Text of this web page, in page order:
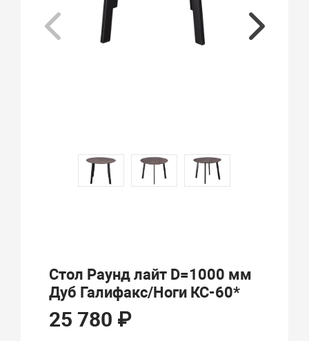
Стол Раунд лайт D=1000 мм
Дуб Галифакс/Ноги КС-60*
25 780 ₽